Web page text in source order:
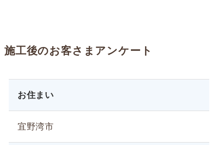
施工後のお客さまアンケート
お住まい
宜野湾市